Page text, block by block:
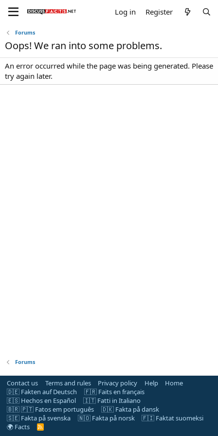
Log in Register
Forums
Oops! We ran into some problems.
An error occurred while the page was being generated. Please
try again later.
Forums
Contact us Terms and rules Privacy policy Help
Home
🇩🇪 Fakten auf Deutsch
🇫🇷 Faits en français
🇪🇸 Hechos en Español
🇮🇹 Fatti in Italiano
🇧🇷 🇵🇹 Fatos em português
🇩🇰 Fakta på dansk
🇸🇪 Fakta på svenska
🇳🇴 Fakta på norsk
🇫🇮 Faktat suomeksi
🌍 Facts
R